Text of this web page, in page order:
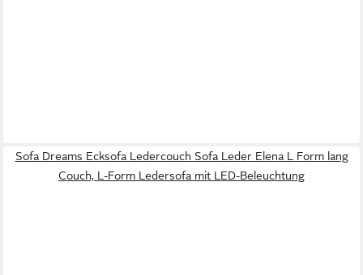
Sofa Dreams Ecksofa Ledercouch Sofa Leder Elena L Form lang
Couch, L-Form Ledersofa mit LED-Beleuchtung